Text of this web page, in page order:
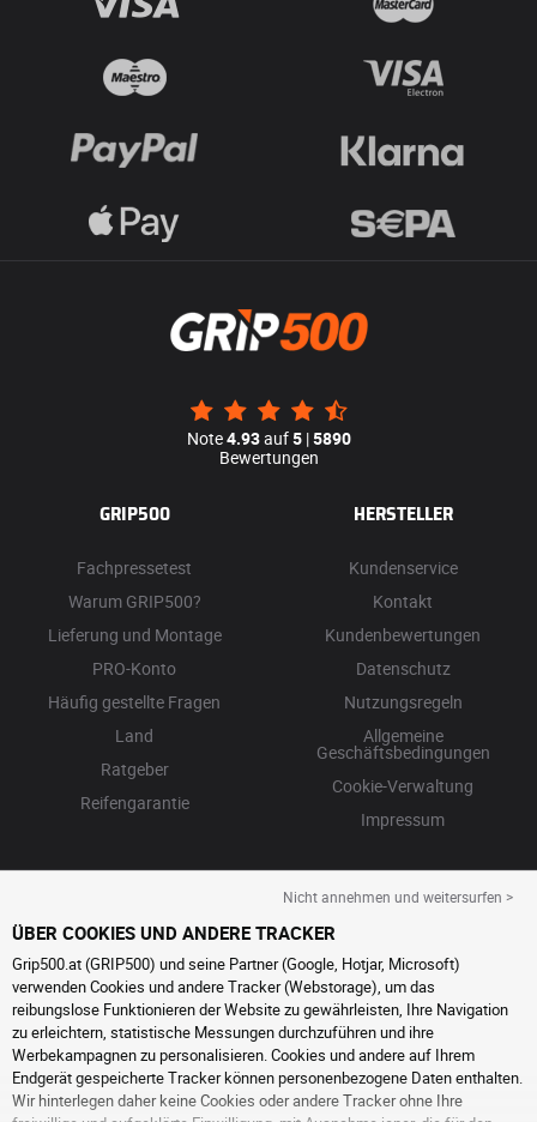
Note4.93auf5|5890
Bewertungen
GRIP500
Fachpressetest
Warum GRIP500?
Lieferung und Montage
PRO-Konto
Häufig gestellte Fragen
Land
Ratgeber
Reifengarantie
HERSTELLER
Kundenservice
Kontakt
Kundenbewertungen
Datenschutz
Nutzungsregeln
Allgemeine
Geschäftsbedingungen
Cookie-Verwaltung
Impressum
Nicht annehmen und weitersurfen >
ÜBER COOKIES UND ANDERE TRACKER
Grip500.at (GRIP500) und seine Partner (Google, Hotjar, Microsoft)
verwenden Cookies und andere Tracker (Webstorage), um das
reibungslose Funktionieren der Website zu gewährleisten, Ihre Navigation
zu erleichtern, statistische Messungen durchzuführen und ihre
Werbekampagnen zu personalisieren. Cookies und andere auf Ihrem
Endgerät gespeicherte Tracker können personenbezogene Daten enthalten.
Wir hinterlegen daher keine Cookies oder andere Tracker ohne Ihre